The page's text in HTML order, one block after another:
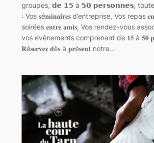
groupes, 𝗱𝗲 𝟭𝟱 à 𝟱𝟬 𝗽𝗲𝗿𝘀𝗼𝗻𝗻𝗲𝘀, toute
: Vos 𝐬é𝐦𝐢𝐧𝐚𝐢𝐫𝐞𝐬 d’entreprise, Vos repas 𝐞𝐧
soirées 𝐞𝐧𝐭𝐫𝐞 𝐚𝐦𝐢𝐬, Vos rendez-vous
vos évènements comprenant de 𝟏𝟓 à 𝟓𝟎
𝐑é𝐬𝐞𝐫𝐯𝐞𝐳 𝐝è𝐬 à 𝐩𝐫é𝐬𝐞𝐧𝐭 notre…